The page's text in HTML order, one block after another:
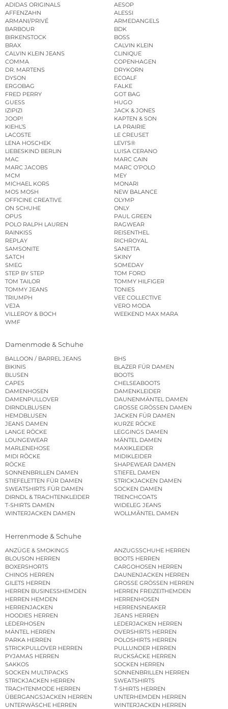
ADIDAS ORIGINALS
AESOP
AFFENZAHN
ALESSI
ARMANI/PRIVÉ
ARMEDANGELS
BARBOUR
BDK
BIRKENSTOCK
BOSS
BRAX
CALVIN KLEIN
CALVIN KLEIN JEANS
CLINIQUE
COMMA
COPENHAGEN
DR. MARTENS
DRYKORN
DYSON
ECOALF
ERGOBAG
FALKE
FRED PERRY
GOT BAG
GUESS
HUGO
IZIPIZI
JACK & JONES
JOOP!
KAPTEN & SON
KIEHL’S
LA PRAIRIE
LACOSTE
LE CREUSET
LENA HOSCHEK
LEVI’S®
LIEBESKIND BERLIN
LUISA CERANO
MAC
MARC CAIN
MARC JACOBS
MARC O’POLO
MCM
MEY
MICHAEL KORS
MONARI
MOS MOSH
NEW BALANCE
OFFICINE CREATIVE
OLYMP
ON SCHUHE
ONLY
OPUS
PAUL GREEN
POLO RALPH LAUREN
RAGWEAR
RAINKISS
REISENTHEL
REPLAY
RICHROYAL
SAMSONITE
SANETTA
SATCH
SKINY
SMEG
SOMEDAY
STEP BY STEP
TOM FORD
TOM TAILOR
TOMMY HILFIGER
TOMMY JEANS
TONIES
TRIUMPH
VEE COLLECTIVE
VEJA
VERO MODA
VILLEROY & BOCH
WEEKEND MAX MARA
WMF
Damenmode & Schuhe
BALLOON / BARREL JEANS
BHS
BIKINIS
BLAZER FÜR DAMEN
BLUSEN
BOOTS
CAPES
CHELSEABOOTS
DAMENHOSEN
DAMENKLEIDER
DAMENPULLOVER
DAUNENMÄNTEL DAMEN
DIRNDLBLUSEN
GROSSE GRÖSSEN DAMEN
HEMDBLUSEN
JACKEN FÜR DAMEN
JEANS DAMEN
KURZE RÖCKE
LANGE RÖCKE
LEGGINGS DAMEN
LOUNGEWEAR
MÄNTEL DAMEN
MARLENEHOSE
MAXIKLEIDER
MIDI RÖCKE
MIDIKLEIDER
RÖCKE
SHAPEWEAR DAMEN
SONNENBRILLEN DAMEN
STIEFEL DAMEN
STIEFELETTEN FÜR DAMEN
STRICKJACKEN DAMEN
SWEATSHIRTS FÜR DAMEN
SOCKEN DAMEN
DIRNDL & TRACHTENKLEIDER
TRENCHCOATS
T-SHIRTS DAMEN
WIDELEG JEANS
WINTERJACKEN DAMEN
WOLLMÄNTEL DAMEN
Herrenmode & Schuhe
ANZÜGE & SMOKINGS
ANZUGSSCHUHE HERREN
BLOUSON HERREN
BOOTS HERREN
BOXERSHORTS
CARGOHOSEN HERREN
CHINOS HERREN
DAUNENJACKEN HERREN
GILETS HERREN
GROSSE GRÖSSEN HERREN
HERREN BUSINESSHEMDEN
HERREN FREIZEITHEMDEN
HERREN HEMDEN
HERRENHOSEN
HERRENJACKEN
HERRENSNEAKER
HOODIES HERREN
JEANS HERREN
LEDERHOSEN
LEDERJACKEN HERREN
MÄNTEL HERREN
OVERSHIRTS HERREN
PARKA HERREN
POLOSHIRTS HERREN
STRICKPULLOVER HERREN
PULLUNDER HERREN
PYJAMAS HERREN
RUCKSÄCKE HERREN
SAKKOS
SOCKEN HERREN
SOCKEN MULTIPACKS
SONNENBRILLEN HERREN
STRICKJACKEN HERREN
SWEATSHIRTS
TRACHTENMODE HERREN
T-SHIRTS HERREN
ÜBERGANGSJACKEN HERREN
UNTERHEMDEN HERREN
UNTERWÄSCHE HERREN
WINTERJACKEN HERREN